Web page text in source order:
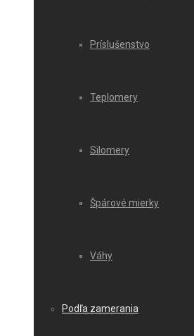
Príslušenstvo
Teplomery
Silomery
Špárové mierky
Váhy
Podľa zamerania